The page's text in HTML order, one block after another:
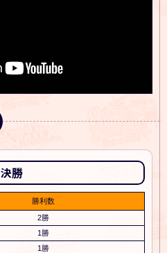
決勝
勝利数
2勝
1勝
1勝